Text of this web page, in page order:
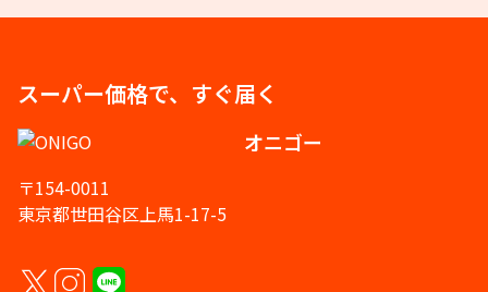
スーパー価格で、すぐ届く
オニゴー
〒154-0011
東京都世田谷区上馬1-17-5